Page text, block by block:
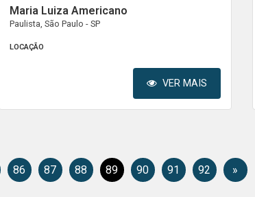
Maria Luiza Americano
Paulista, São Paulo - SP
LOCAÇÃO
VER MAIS
86 87 88 89 90 91 92 »